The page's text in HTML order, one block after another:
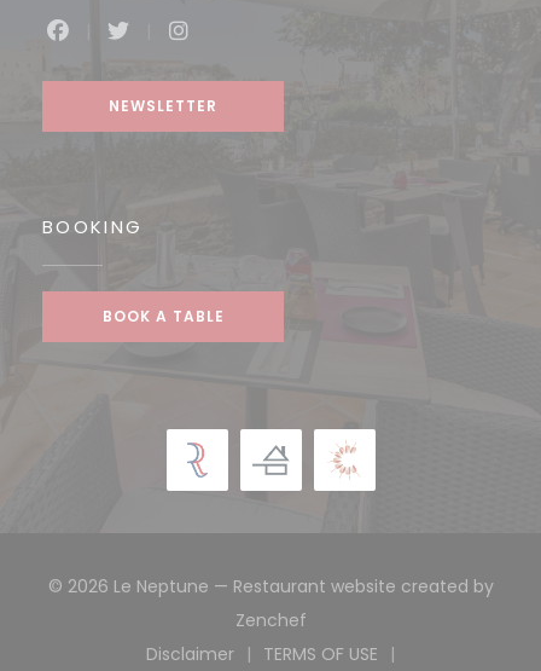
Facebook ((opens in a new window))
NEWSLETTER
BOOKING
BOOK A TABLE
© 2026 Le Neptune — Restaurant website created by
Zenchef((opens in a new window))
Disclaimer
TERMS OF USE